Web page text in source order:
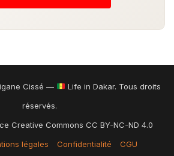
Cissé —
Life in Dakar. Tous droits
réservés.
Creative Commons CC BY-NC-ND 4.0
légales Confidentialité CGU